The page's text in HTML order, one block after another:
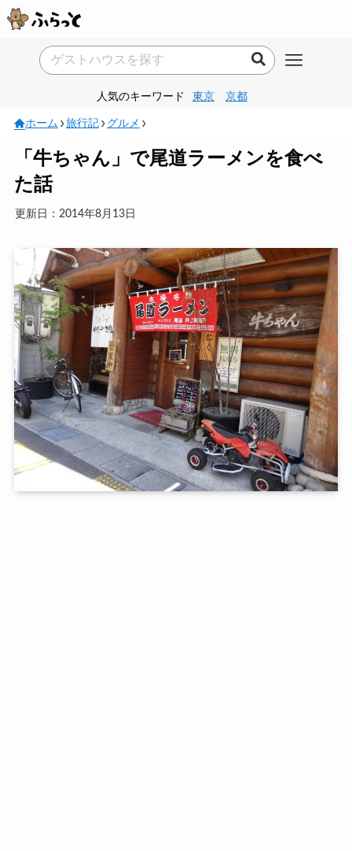
人気のキーワード 東京 京都
ホーム 旅行記 グルメ
「牛ちゃん」で尾道ラーメンを食べ
た話
更新日：2014年8月13日